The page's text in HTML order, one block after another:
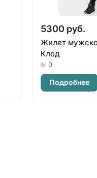
5300 руб.
Жилет
Клод
0
Подробнее